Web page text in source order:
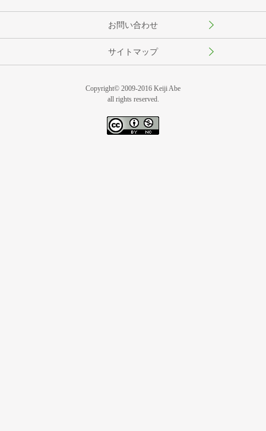
お問い合わせ
サイトマップ
Copyright© 2009-2016 Keiji Abe
all rights reserved.